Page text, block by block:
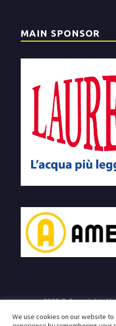
MAIN SPONSOR
2023 © Copyrights
Sito realizzato da:
We use cookies on our website